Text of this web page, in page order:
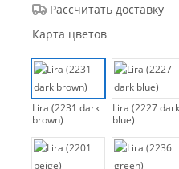
Рассчитать доставку
Карта цветов
Lira (2231 dark
brown)
Lira (2227 dark
blue)